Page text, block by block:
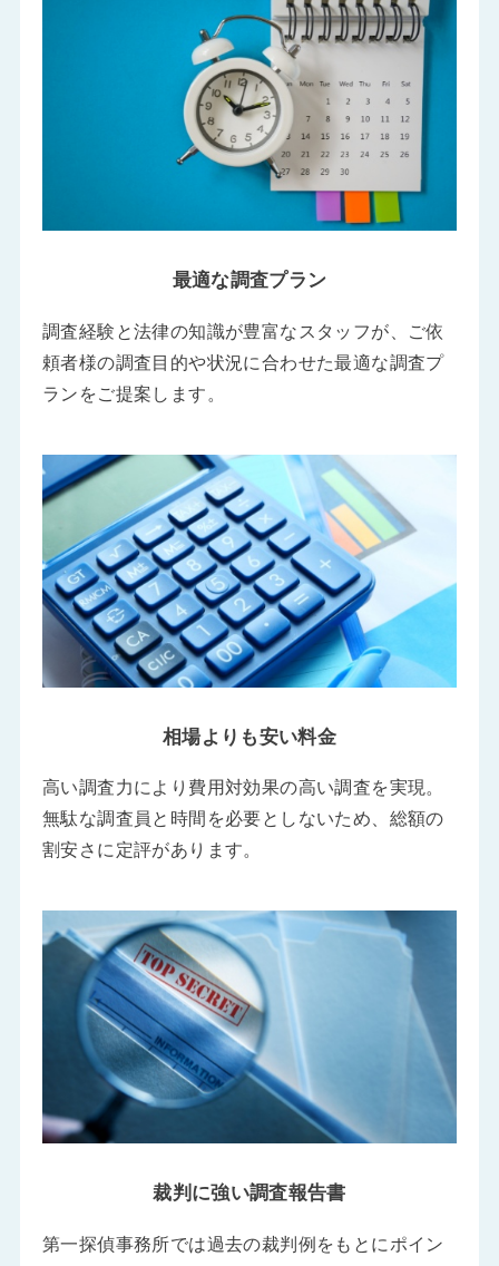
最適な調査プラン
調査経験と法律の知識が豊富なスタッフが、ご依
頼者様の調査目的や状況に合わせた最適な調査プ
ランをご提案します。
相場よりも安い料金
高い調査力により費用対効果の高い調査を実現。
無駄な調査員と時間を必要としないため、総額の
割安さに定評があります。
裁判に強い調査報告書
第一探偵事務所では過去の裁判例をもとにポイン